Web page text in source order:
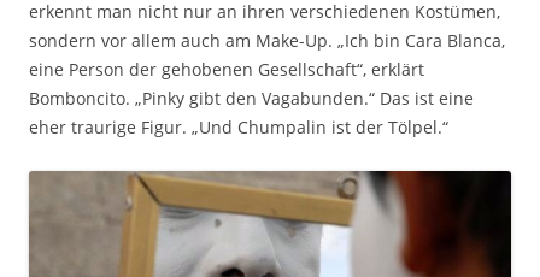
erkennt man nicht nur an ihren verschiedenen Kostümen,
sondern vor allem auch am Make-Up. „Ich bin Cara Blanca,
eine Person der gehobenen Gesellschaft“, erklärt
Bomboncito. „Pinky gibt den Vagabunden.“ Das ist eine
eher traurige Figur. „Und Chumpalin ist der Tölpel.“